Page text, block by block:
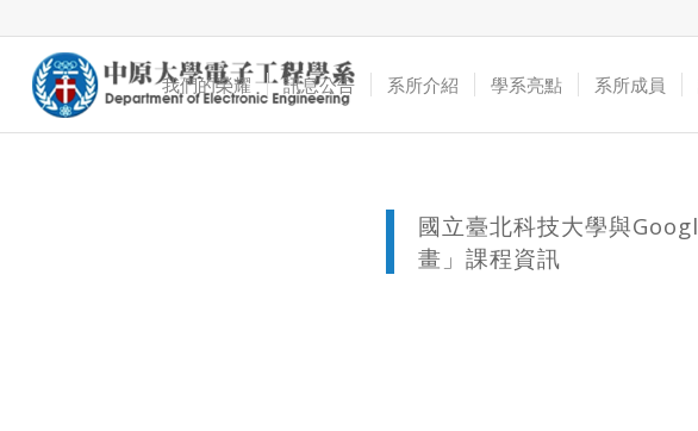
我們的榮耀 訊息公告 系所介紹 學系亮點 系所成員
國立臺北科技大學與
畫」課程資訊